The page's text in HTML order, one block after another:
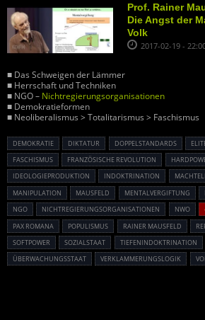
Prof. Rainer
Die Angst der
Volk
2017-02-19 -
■ Das Schweigen der Lämmer
■ Herrschaft und Techniken
■ NGO – Nichtregierungsorganisationen
■ Demokratieformen
■ Neoliberalismus > Totalitarismus > Faschismus
DEMOKRATIE DIKTATUR DOPPELSTANDARDS
FASCHISMUS
FRANZÖSISCHE REVOLUTION
IDEOLOGIEPRODUKTION
INDOKTRINATION
MANIPULATION
MAUSFELD MENTALVERGIFTUNG
NGO
NICHTREGIERUNGSORGANISATIONEN NWO
PAX ROMANA
POPULISMUS RAINER MAUSFELD
SOFTPOWER
SOZIALSTAAT TIEFENINDOKTRINATION
ÜBERWACHUNGSSTAAT
VERKLAMMERUNGSLOGIK